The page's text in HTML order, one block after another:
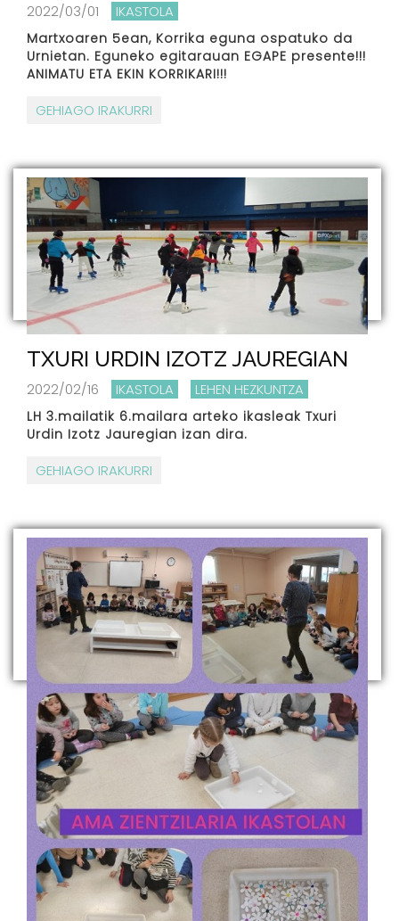
2022/03/01 IKASTOLA
Martxoaren 5ean, Korrika eguna ospatuko da
Urnietan. Eguneko egitarauan EGAPE presente!!!
ANIMATU ETA EKIN KORRIKARI!!!
GEHIAGO IRAKURRI
TXURI URDIN IZOTZ JAUREGIAN
2022/02/16 IKASTOLA LEHEN HEZKUNTZA
LH 3.mailatik 6.mailara arteko ikasleak Txuri
Urdin Izotz Jauregian izan dira.
GEHIAGO IRAKURRI